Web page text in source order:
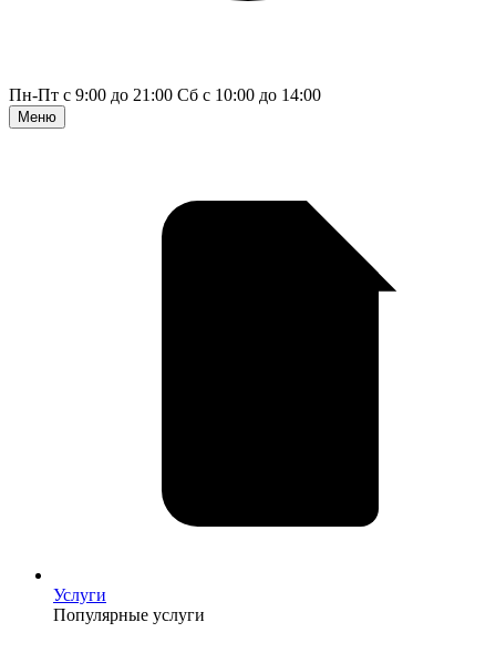
Пн-Пт с 9:00 до 21:00 Сб с 10:00 до 14:00
Меню
Услуги
Популярные услуги